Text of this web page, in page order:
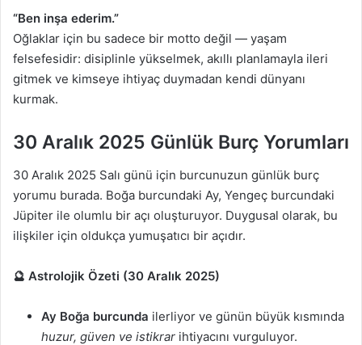
“Ben inşa ederim.”
Oğlaklar için bu sadece bir motto değil — yaşam
felsefesidir: disiplinle yükselmek, akıllı planlamayla ileri
gitmek ve kimseye ihtiyaç duymadan kendi dünyanı
kurmak.
30 Aralık 2025 Günlük Burç Yorumları
30 Aralık 2025 Salı günü için burcunuzun günlük burç
yorumu burada. Boğa burcundaki Ay, Yengeç burcundaki
Jüpiter ile olumlu bir açı oluşturuyor. Duygusal olarak, bu
ilişkiler için oldukça yumuşatıcı bir açıdır.
🔮 Astrolojik Özeti (30 Aralık 2025)
Ay Boğa burcunda ilerliyor ve günün büyük kısmında
huzur, güven ve istikrar ihtiyacını vurguluyor.